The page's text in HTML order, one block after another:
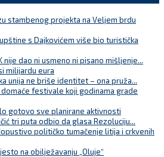
stambenog projekta na Veljem brdu
s Dajkovićem više bio turistička
nije dao ni usmeno ni pisano mišljenje...
milijardu eura
unija ne briše identitet – ona pruža...
festivale koji godinama grade
gotovo sve planirane aktivnosti
tri puta odbio da glasa Rezoluciju...
političko tumačenje litija i crkvenih
na obilježavanju „Oluje“